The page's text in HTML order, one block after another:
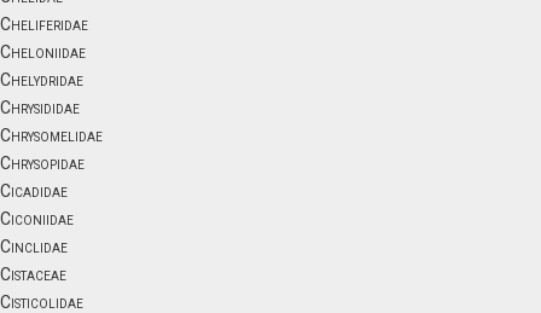
Cheliferidae
Cheloniidae
Chelydridae
Chrysididae
Chrysomelidae
Chrysopidae
Cicadidae
Ciconiidae
Cinclidae
Cistaceae
Cisticolidae